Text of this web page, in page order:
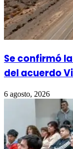
Se confirmó
del acuerdo
6 agosto, 2026